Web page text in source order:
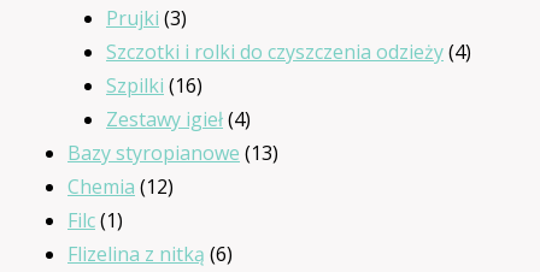
Prujki 33
produkty
Szczotki i rolki do czyszczenia odzieży 44
Szpilki 1616
produktów
Zestawy igieł 44
produkty
Bazy styropianowe 1313
Chemia 1212
Filc 11
produkt
Flizelina z nitką 66